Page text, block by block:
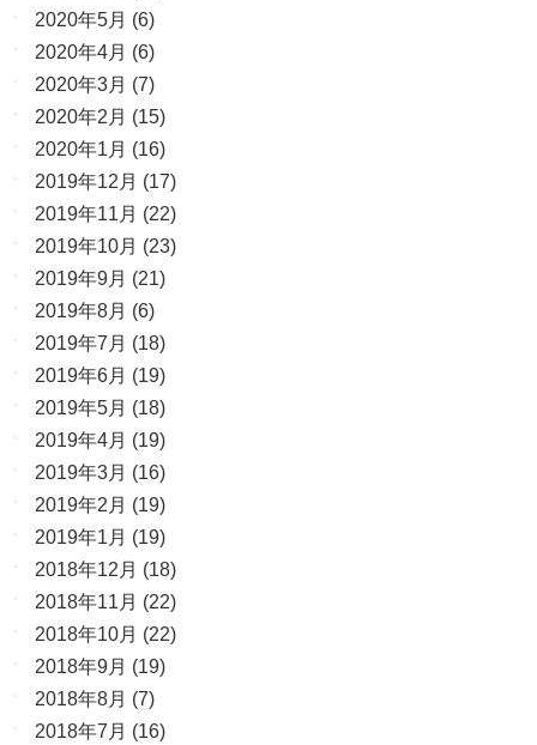
2020年5月 (6)
2020年4月 (6)
2020年3月 (7)
2020年2月 (15)
2020年1月 (16)
2019年12月 (17)
2019年11月 (22)
2019年10月 (23)
2019年9月 (21)
2019年8月 (6)
2019年7月 (18)
2019年6月 (19)
2019年5月 (18)
2019年4月 (19)
2019年3月 (16)
2019年2月 (19)
2019年1月 (19)
2018年12月 (18)
2018年11月 (22)
2018年10月 (22)
2018年9月 (19)
2018年8月 (7)
2018年7月 (16)